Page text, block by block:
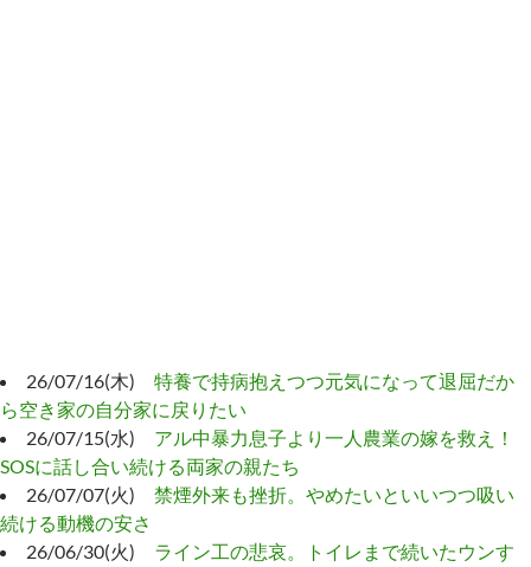
26/07/16(木) 特養で持病抱えつつ元気になって退屈だか
ら空き家の自分家に戻りたい
26/07/15(水) アル中暴力息子より一人農業の嫁を救え！
SOSに話し合い続ける両家の親たち
26/07/07(火) 禁煙外来も挫折。やめたいといいつつ吸い
続ける動機の安さ
26/06/30(火) ライン工の悲哀。トイレまで続いたウンす